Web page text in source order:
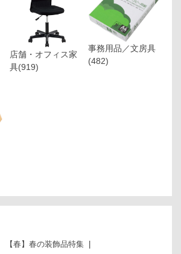
店舗・オフィス家
具(919)
事務用品／文房具
(482)
【春】春の装飾品特集